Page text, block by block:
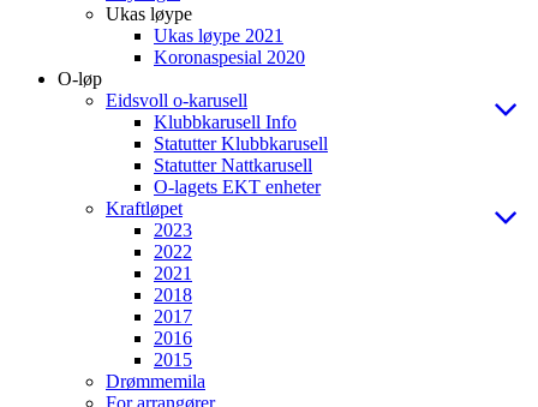
Ukas løype
Ukas løype 2021
Koronaspesial 2020
O-løp
Eidsvoll o-karusell
Klubbkarusell Info
Statutter Klubbkarusell
Statutter Nattkarusell
O-lagets EKT enheter
Kraftløpet
2023
2022
2021
2018
2017
2016
2015
Drømmemila
For arrangører